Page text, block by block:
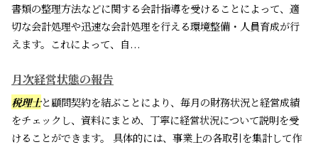
書類の整理方法などに関する会計指導を受けることによって、適
切な会計処理や迅速な会計処理を行える環境整備・人員育成が行
えます。これによって、自...
月次経営状態の報告
税理士と顧問契約を結ぶことにより、毎月の財務状況と経営成績
をチェックし、資料にまとめ、丁寧に経営状況について説明を受
けることができます。 具体的には、事業上の各取引を集計して作